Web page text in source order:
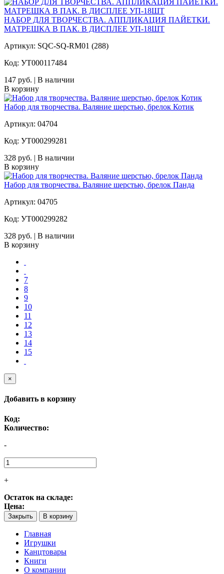
НАБОР ДЛЯ ТВОРЧЕСТВА. АППЛИКАЦИЯ ПАЙЕТКИ.
МАТРЕШКА В ПАК. В ДИСПЛЕЕ УП-18ШТ
Артикул: SQC-SQ-RM01 (288)
Код: УТ000117484
147 руб. | В наличии
В корзину
Набор для творчества. Валяние шерстью, брелок Котик
Артикул: 04704
Код: УТ000299281
328 руб. | В наличии
В корзину
Набор для творчества. Валяние шерстью, брелок Панда
Артикул: 04705
Код: УТ000299282
328 руб. | В наличии
В корзину
7
8
9
10
11
12
13
14
15
×
Добавить в корзину
Код:
Количество:
-
+
Остаток на складе:
Цена:
Закрыть В корзину
Главная
Игрушки
Канцтовары
Книги
О компании